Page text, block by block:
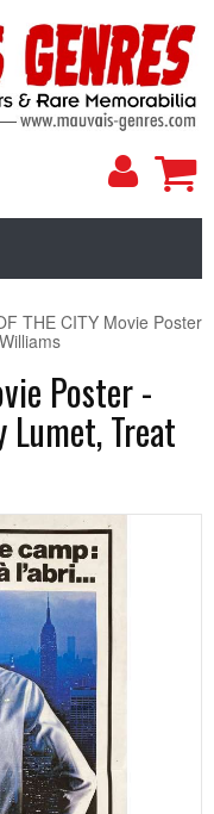
My
THE CITY Movie Poster
Poster -
Lumet, Treat